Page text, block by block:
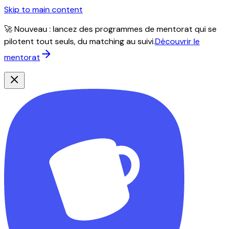
Skip to main content
🚀 Nouveau : lancez des programmes de mentorat qui se
pilotent tout seuls, du matching au suivi.Découvrir le
mentorat